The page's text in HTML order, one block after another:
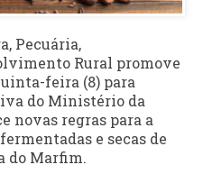
Pecuária,
Rural promove
feira (8) para
do Ministério da
novas regras para a
e secas de
do Marfim.